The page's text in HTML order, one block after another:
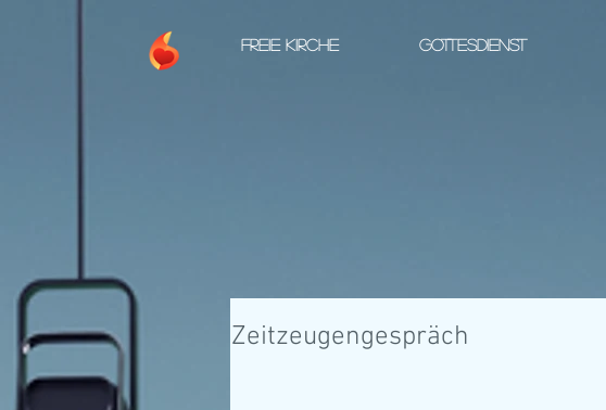
FREIE KIRCHE GOTTESDIENST
Zeitzeugengespräch